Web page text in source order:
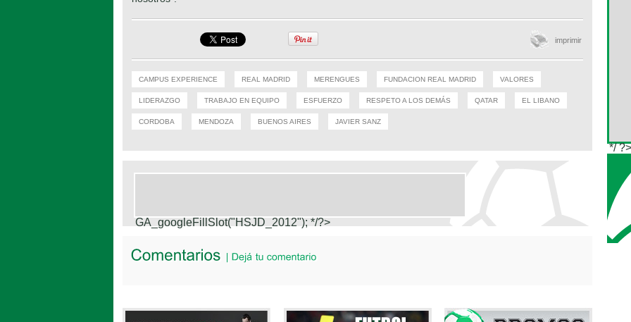
imprimir
CAMPUS EXPERIENCE REAL MADRID MERENGUES FUNDACION REAL MADRID VALORES
LIDERAZGO TRABAJO EN EQUIPO ESFUERZO RESPETO A LOS DEMÁS QATAR EL LIBANO
CORDOBA MENDOZA BUENOS AIRES JAVIER SANZ
GA_googleFillSlot("HSJD_2012"); */?>
*/ ?>